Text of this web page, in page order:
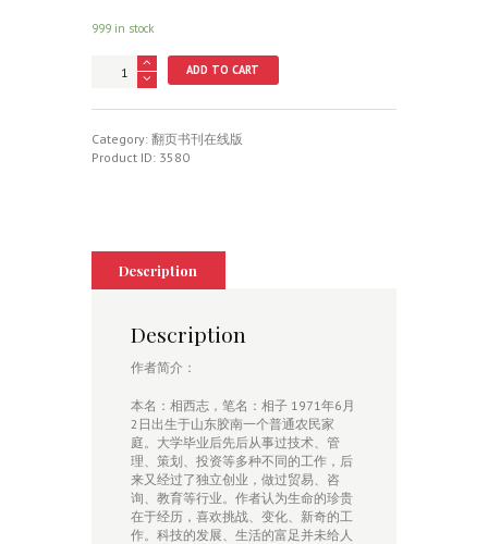
999 in stock
认
识
忧
quantity
ADD TO CART
Category: 翻页书刊在线版
Product ID: 3580
Description
Description
作者简介：
本名：相西志，笔名：相子 1971年6月
2日出生于山东胶南一个普通农民家
庭。大学毕业后先后从事过技术、管
理、策划、投资等多种不同的工作，后
来又经过了独立创业，做过贸易、咨
询、教育等行业。作者认为生命的珍贵
在于经历，喜欢挑战、变化、新奇的工
作。科技的发展、生活的富足并未给人